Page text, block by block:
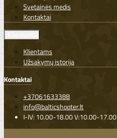
Svetainės medis
Kontaktai
Klientams
Užsakymų istorija
Kontaktai
+37061633388
info@balticshooter.lt
I-IV: 10.00-18.00 V:10.00-17.00